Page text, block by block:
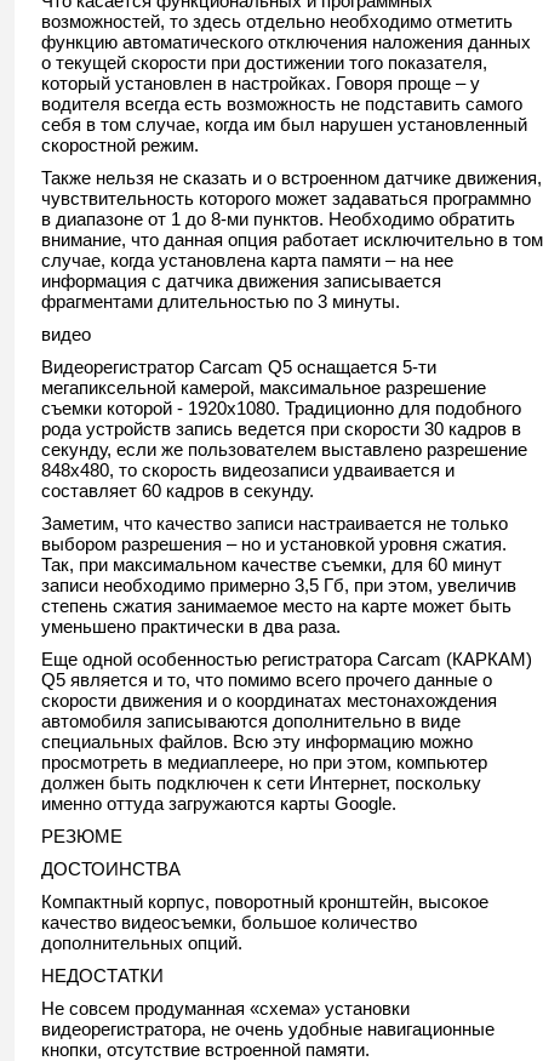
возможностей, то здесь отдельно необходимо отметить
функцию автоматического отключения наложения данных
о текущей скорости при достижении того показателя,
который установлен в настройках. Говоря проще – у
водителя всегда есть возможность не подставить самого
себя в том случае, когда им был нарушен установленный
скоростной режим.
Также нельзя не сказать и о встроенном датчике движения,
чувствительность которого может задаваться программно
в диапазоне от 1 до 8-ми пунктов. Необходимо обратить
внимание, что данная опция работает исключительно в том
случае, когда установлена карта памяти – на нее
информация с датчика движения записывается
фрагментами длительностью по 3 минуты.
видео
Видеорегистратор Carcam Q5 оснащается 5-ти
мегапиксельной камерой, максимальное разрешение
съемки которой - 1920х1080. Традиционно для подобного
рода устройств запись ведется при скорости 30 кадров в
секунду, если же пользователем выставлено разрешение
848х480, то скорость видеозаписи удваивается и
составляет 60 кадров в секунду.
Заметим, что качество записи настраивается не только
выбором разрешения – но и установкой уровня сжатия.
Так, при максимальном качестве съемки, для 60 минут
записи необходимо примерно 3,5 Гб, при этом, увеличив
степень сжатия занимаемое место на карте может быть
уменьшено практически в два раза.
Еще одной особенностью регистратора Carcam (КАРКАМ)
Q5 является и то, что помимо всего прочего данные о
скорости движения и о координатах местонахождения
автомобиля записываются дополнительно в виде
специальных файлов. Всю эту информацию можно
просмотреть в медиаплеере, но при этом, компьютер
должен быть подключен к сети Интернет, поскольку
именно оттуда загружаются карты Google.
РЕЗЮМЕ
ДОСТОИНСТВА
Компактный корпус, поворотный кронштейн, высокое
качество видеосъемки, большое количество
дополнительных опций.
НЕДОСТАТКИ
Не совсем продуманная «схема» установки
видеорегистратора, не очень удобные навигационные
кнопки, отсутствие встроенной памяти.